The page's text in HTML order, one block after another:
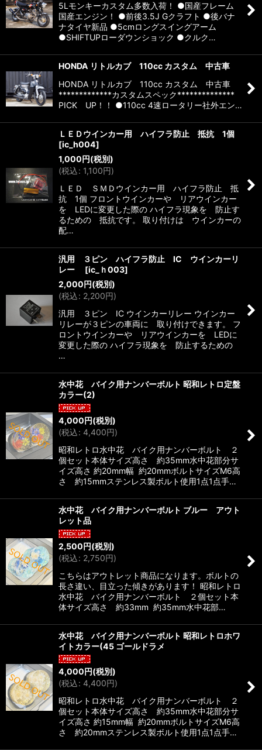
5Lモンキーカスタム多数入荷！ ●国産フレーム
国産エンジン！ ●前後3.5J Gクラフト ●後バナ
ナタイヤ新品 ●5cmロングスイングアーム
●SHIFTUPローダウンショック ●クルク…
HONDA リトルカブ 110cc カスタム 中古車
HONDA リトルカブ 110cc カスタム 中古車
*************カスタムスペック**************
PICK UP！！ ●110cc 4速ロータリー社外エン…
ＬＥＤウインカー用 ハイフラ防止 抵抗 1個
[ic_h004]
1,000円(税別)
(税込: 1,100円)
ＬＥＤ ＳＭＤウインカー用 ハイフラ防止 抵
抗 1個 フロントウインカーや リアウインカー
を LEDに変更した際の ハイフラ現象を 防止す
るための 抵抗です。 取り付けは ウインカーの
配…
汎用 ３ピン ハイフラ防止 IC ウインカーリ
レー
[ic_ｈ003]
2,000円(税別)
(税込: 2,200円)
汎用 ３ピン IC ウインカーリレー ウインカー
リレーが３ピンの車両に 取り付けできます。 フ
ロントウインカーや リアウインカーを LEDに
変更した際の ハイフラ現象を 防止するための
…
水中花 バイク用ナンバーボルト 昭和レトロ定盤
カラー(2)
4,000円(税別)
(税込: 4,400円)
昭和レトロ水中花 バイク用ナンバーボルト ２
個セット本体サイズ高さ 約35mm水中花部分サ
イズ高さ 約20mm幅 約20mmボルトサイズM6高
さ 約15mmステンレス製ボルト使用1点1点手…
水中花 バイク用ナンバーボルト ブルー アウト
レット品
2,500円(税別)
(税込: 2,750円)
こちらはアウトレット商品になります。ボルトの
長さ違い、目立った傾きがあります！ 昭和レトロ
水中花 バイク用ナンバーボルト ２個セット本
体サイズ高さ 約33mm 約35mm水中花部…
水中花 バイク用ナンバーボルト 昭和レトロホワ
イトカラー(45 ゴールドラメ
4,000円(税別)
(税込: 4,400円)
昭和レトロ水中花 バイク用ナンバーボルト ２
個セット本体サイズ高さ 約35mm水中花部分サ
イズ高さ 約15mm幅 約20mmボルトサイズM6高
さ 約20mmステンレス製ボルト使用1点1点手…